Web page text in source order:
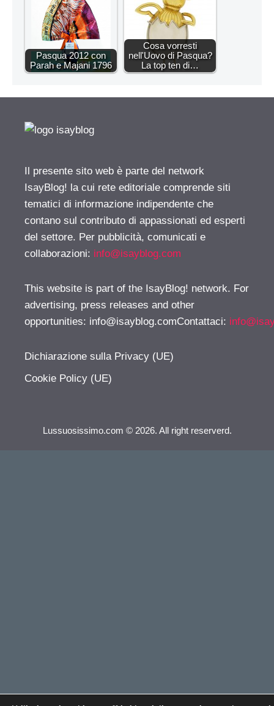
Pasqua 2012 con
Parah e Majani 1796
Cosa vorresti
nell'Uovo di Pasqua?
La top ten di…
Il presente sito web è parte del network
IsayBlog! la cui rete editoriale comprende siti
tematici di informazione indipendente che
contano sul contributo di appassionati ed esperti
del settore. Per pubblicità, comunicati e
collaborazioni: info@isayblog.com
This website is part of the IsayBlog! network. For
advertising, press releases and other
opportunities: info@isayblog.comContattaci:
Dichiarazione sulla Privacy (UE)
Cookie Policy (UE)
Lussuosissimo.com © 2026. All right reserverd.